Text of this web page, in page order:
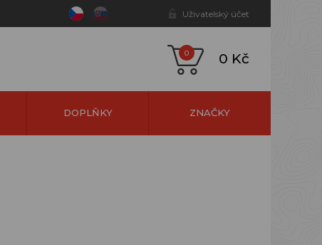
Uživatelský účet
0 0 Kč
DOPLŇKY ZNAČKY